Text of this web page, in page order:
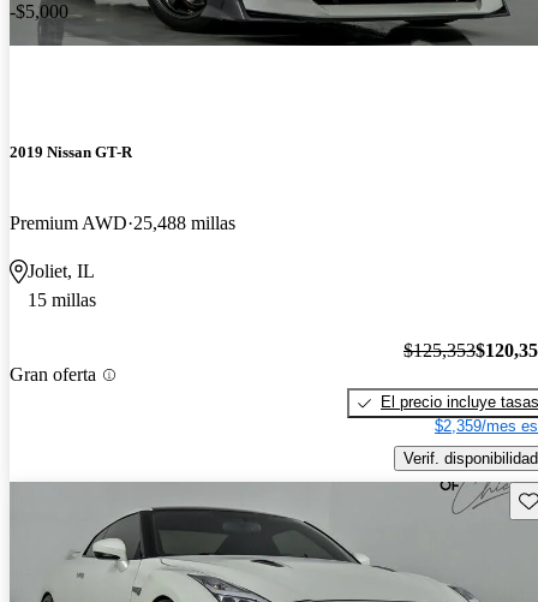
-$5,000
2019 Nissan GT-R
Premium AWD 25,488 millas
Joliet, IL
15 millas
Gran oferta
$125,353
El precio incluye tasas
$2,359/mes
Verif. disponibilidad